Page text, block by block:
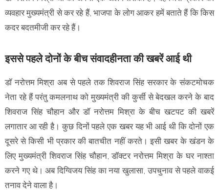
व्यवहार मुख्यमंत्री से कर रहे हैं, भाजपा के लोग आकर हमें बताते हैं कि किस
कदर बदतमीजी कर रहे हैं।
इससे पहले दोनों के बीच संवादहीनता की खबरें आई थी
डॉ नरोत्तम मिश्रा अब से पहले तक शिवराज सिंह सरकार के संकटमोचक
नेता रहे हैं परंतु कमलनाथ को मुख्यमंत्री की कुर्सी से बेदखल करने के बाद
शिवराज सिंह चौहान और डॉ नरोत्तम मिश्रा के बीच खटपट की खबरें
लगातार आ रही है। कुछ दिनों पहले एक खबर यह भी आई थी कि दोनों एक
दूसरे से किसी भी प्रकार की बातचीत नहीं करते। इसी खबर के खंडन के
लिए मुख्यमंत्री शिवराज सिंह चौहान, डॉक्टर नरोत्तम मिश्रा के घर नाश्ता
करने गए थे। अब दिग्विजय सिंह का नया खुलासा, उपचुनाव से पहले वाकई
तनाव देने वाला है।